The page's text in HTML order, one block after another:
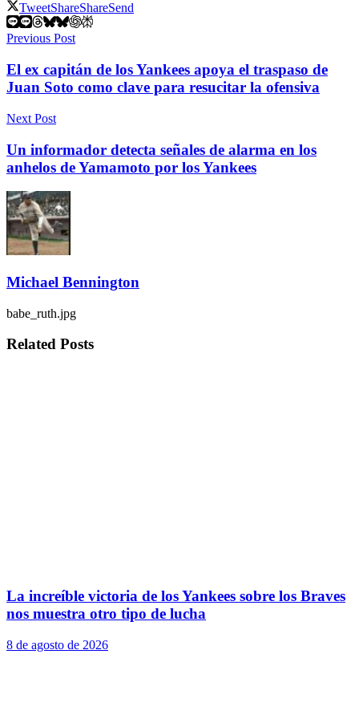
TweetShareShareSend
Previous Post
El ex capitán de los Yankees apoya el traspaso de
Juan Soto como clave para resucitar la ofensiva
Next Post
Un informador detecta señales de alarma en los
anhelos de Yamamoto por los Yankees
Michael Bennington
babe_ruth.jpg
Related Posts
La increíble victoria de los Yankees sobre los Braves
nos muestra otro tipo de lucha
8 de agosto de 2026